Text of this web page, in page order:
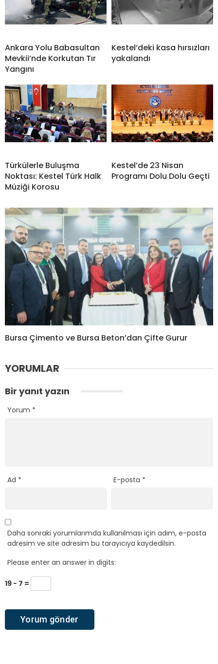
Ankara Yolu Babasultan
Mevkii’nde Korkutan Tır
Yangını
Kestel’deki kasa hırsızları
yakalandı
Türkülerle Buluşma
Noktası: Kestel Türk Halk
Müziği Korosu
Kestel’de 23 Nisan
Programı Dolu Dolu Geçti
Bursa Çimento ve Bursa Beton’dan Çifte Gurur
YORUMLAR
Bir yanıt yazın
Yorum *
Ad * E-posta *
Daha sonraki yorumlarımda kullanılması için adım, e-posta
adresim ve site adresim bu tarayıcıya kaydedilsin.
Please enter an answer in digits:
19 − 7 =